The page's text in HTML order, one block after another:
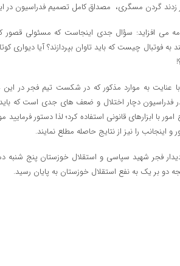
گردن مسگری، مصداق کامل تصمیم فدراسیون در
می افزاید: سؤال جدی اینجاست که مسئولی قصور
به فوتبال چیست که باید تاوان بپردازند؟ آیا دیواری
عنایت به موارد مذکور که در شکست تیم فجر در این
فدراسیون دچار اختلال و ضعف های جدی است که باید
با ابزارهای قانونی استفاده کرد؛ لذا دستور
و اینجانب را نیز از نتایج حاصله مطلع نمایند.
فجر شهید سپاسی و استقلال خوزستان پنج شنبه
دو بر یک به نفع استقلال خوزستان به پایان رسید.